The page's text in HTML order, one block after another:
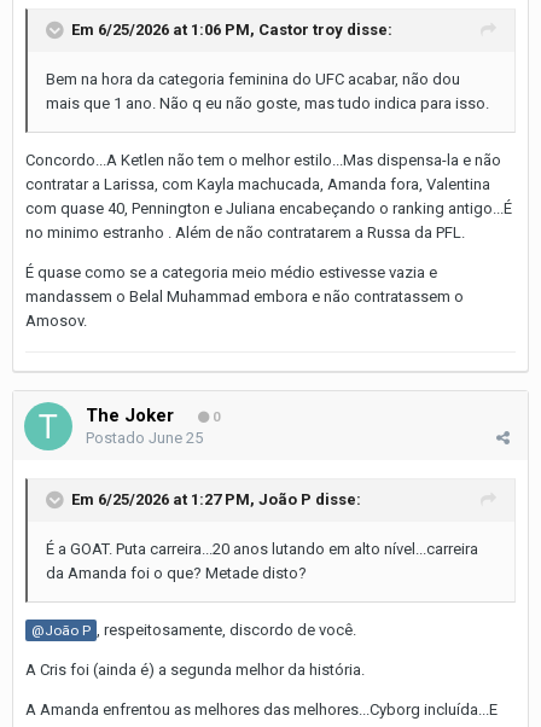
Em 6/25/2026 at 1:06 PM, Castor troy disse:
Bem na hora da categoria feminina do UFC acabar, não dou
mais que 1 ano. Não q eu não goste, mas tudo indica para isso.
Concordo...A Ketlen não tem o melhor estilo...Mas dispensa-la e não
contratar a Larissa, com Kayla machucada, Amanda fora, Valentina
com quase 40, Pennington e Juliana encabeçando o ranking antigo...É
no minimo estranho . Além de não contratarem a Russa da PFL.
É quase como se a categoria meio médio estivesse vazia e
mandassem o Belal Muhammad embora e não contratassem o
Amosov.
The Joker 0
Postado June 25
Em 6/25/2026 at 1:27 PM, João P disse:
É a GOAT. Puta carreira...20 anos lutando em alto nível...carreira
da Amanda foi o que? Metade disto?
@João P , respeitosamente, discordo de você.
A Cris foi (ainda é) a segunda melhor da história.
A Amanda enfrentou as melhores das melhores...Cyborg incluída...E